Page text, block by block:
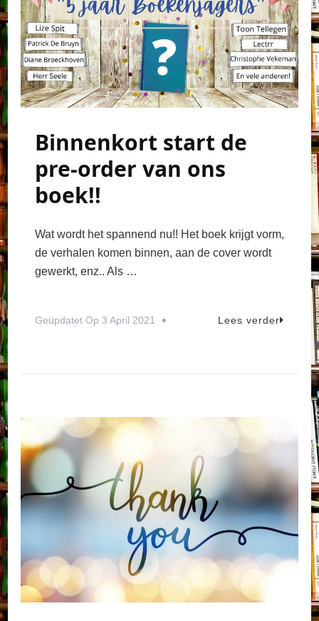
Binnenkort start de
pre-order van ons
boek!!
Wat wordt het spannend nu!! Het boek krijgt vorm,
de verhalen komen binnen, aan de cover wordt
gewerkt, enz.. Als …
Geüpdatet Op 3 April 2021 Lees verder